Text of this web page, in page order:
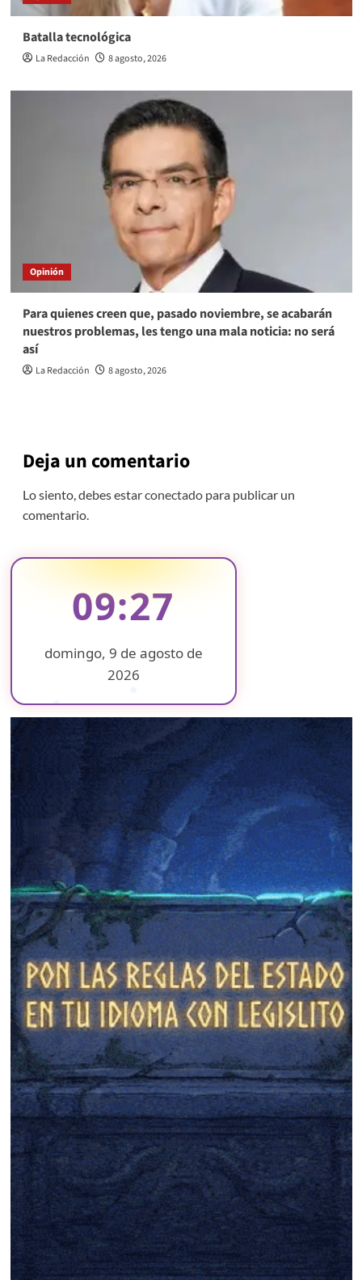
Batalla tecnológica
La Redacción 8 agosto, 2026
Opinión
Para quienes creen que, pasado noviembre, se acabarán
nuestros problemas, les tengo una mala noticia: no será
así
La Redacción 8 agosto, 2026
Deja un comentario
Lo siento, debes estarconectadopara publicar un
comentario.
09:27
domingo, 9 de agosto de
2026
❄
❄
❄
❄
❄